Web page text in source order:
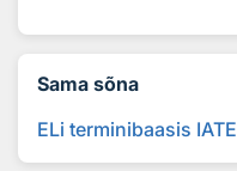
Sama sõna
ELi terminibaasis IATE